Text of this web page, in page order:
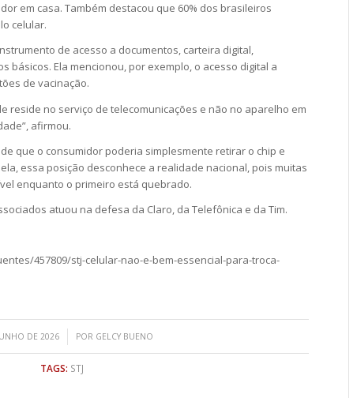
em casa. Também destacou que 60% dos brasileiros
celular.
de acesso a documentos, carteira digital,
básicos. Ela mencionou, por exemplo, o acesso digital a
de vacinação.
reside no serviço de telecomunicações e não no aparelho em
afirmou.
que o consumidor poderia simplesmente retirar o chip e
essa posição desconhece a realidade nacional, pois muitas
enquanto o primeiro está quebrado.
atuou na defesa da Claro, da Telefônica e da Tim.
457809/stj-celular-nao-e-bem-essencial-para-troca-
DE 2026
/ POR GELCY BUENO
TAGS: STJ